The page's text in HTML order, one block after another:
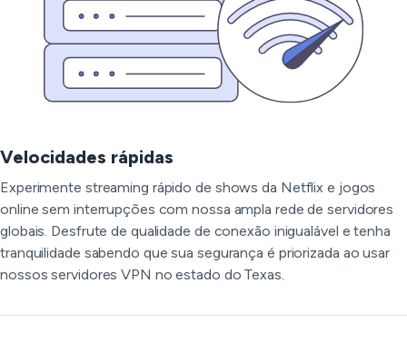
Velocidades rápidas
Experimente streaming rápido de shows da Netflix e jogos
online sem interrupções com nossa ampla rede de servidores
globais. Desfrute de qualidade de conexão inigualável e tenha
tranquilidade sabendo que sua segurança é priorizada ao usar
nossos servidores VPN no estado do Texas.